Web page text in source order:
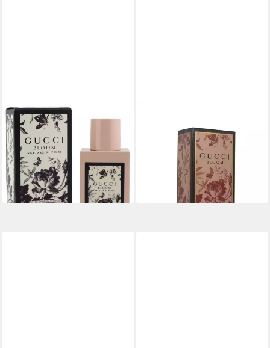
GUCCI
Eau de Parfum Gucci Bloom
Nettare di Fiori Eau de
Parfum Intense Spray 30 ml
ab 73,50 €
(2.450,00 €/ 1 l)
lieferbar - in 2-3 Werktagen bei dir
Eau de Parfum Gucci Bloom
Intense Eau de Parfum
Intense 30ml
(1.700,00 €/ 1 l)
lieferbar - in 2-3 Werktagen bei dir